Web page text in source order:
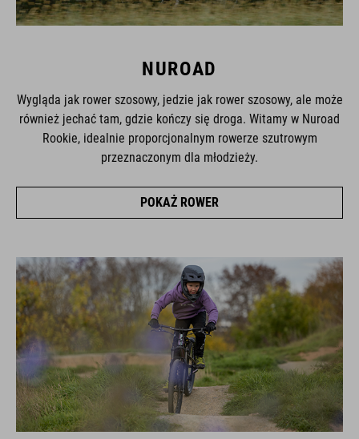
NUROAD
Wygląda jak rower szosowy, jedzie jak rower szosowy, ale może
również jechać tam, gdzie kończy się droga. Witamy w Nuroad
Rookie, idealnie proporcjonalnym rowerze szutrowym
przeznaczonym dla młodzieży.
POKAŻ ROWER